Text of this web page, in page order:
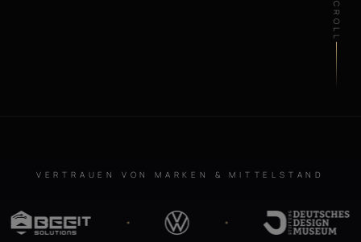
SCROLL
VERTRAUEN VON MARKEN & MITTELSTAND